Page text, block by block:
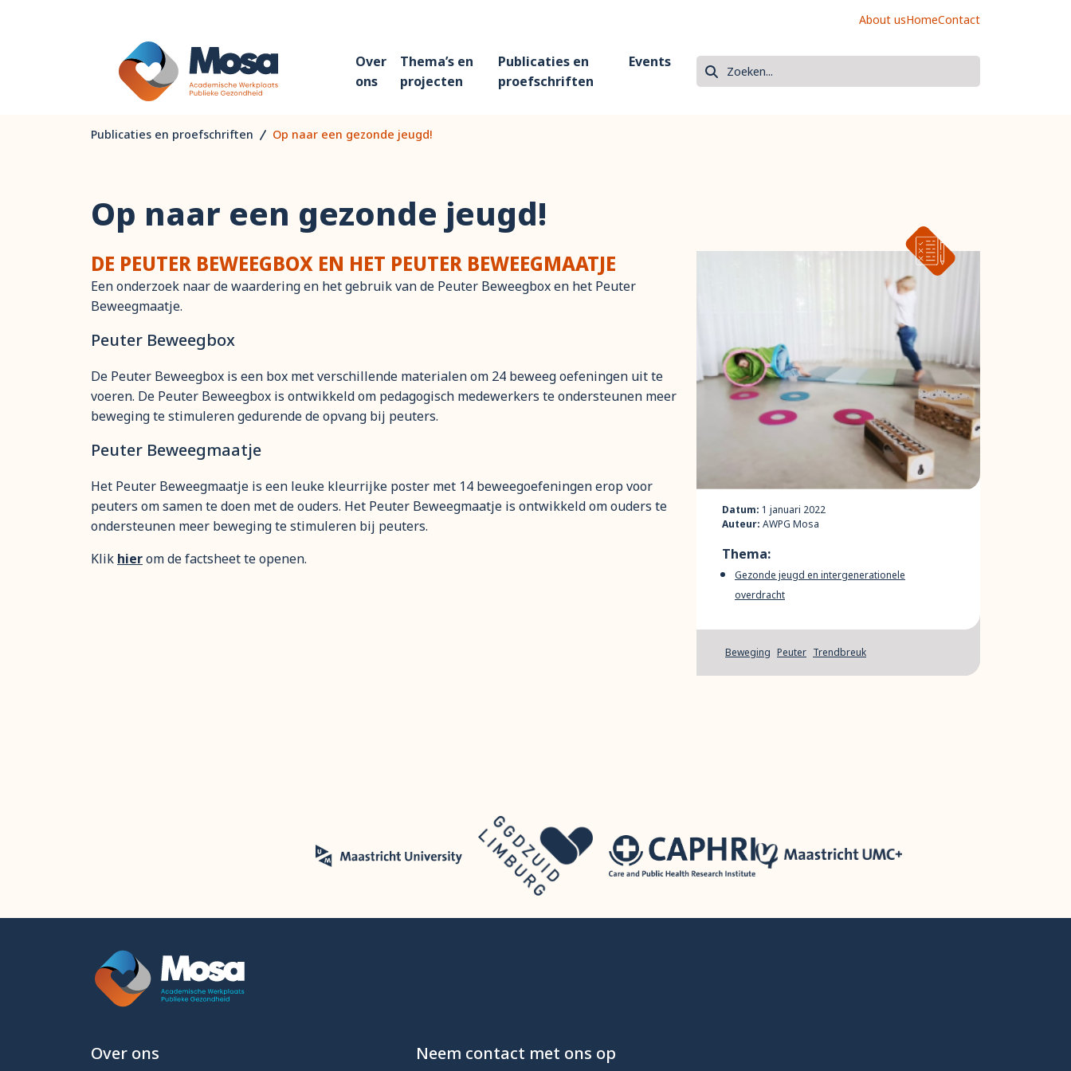
About usHomeContact
Over
ons
Thema’s en
projecten
Publicaties en
proefschriften
Events
Zoeken
Zoek
Publicaties en proefschriften Op naar een gezonde jeugd!
Op naar een gezonde jeugd!
DE PEUTER BEWEEGBOX EN HET PEUTER BEWEEGMAATJE
Een onderzoek naar de waardering en het gebruik van de Peuter Beweegbox en het Peuter
Beweegmaatje.
Peuter Beweegbox
De Peuter Beweegbox is een box met verschillende materialen om 24 beweeg oefeningen uit te
voeren. De Peuter Beweegbox is ontwikkeld om pedagogisch medewerkers te ondersteunen meer
beweging te stimuleren gedurende de opvang bij peuters.
Peuter Beweegmaatje
Het Peuter Beweegmaatje is een leuke kleurrijke poster met 14 beweegoefeningen erop voor
peuters om samen te doen met de ouders. Het Peuter Beweegmaatje is ontwikkeld om ouders te
ondersteunen meer beweging te stimuleren bij peuters.
Klik hierom de factsheet te openen.
Datum: 1 januari 2022
Auteur: AWPG Mosa
Thema:
Gezonde jeugd en intergenerationele
overdracht
Beweging Peuter Trendbreuk
Over ons Neem contact met ons op